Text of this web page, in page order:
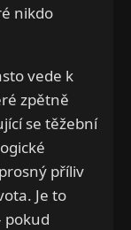
nikdo
vede k
zpětně
se těžební
příliv
Je to
pokud